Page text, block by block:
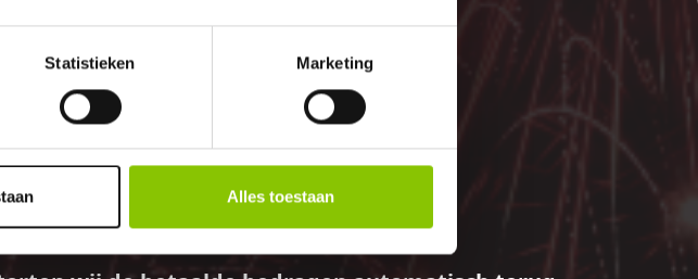
Statistieken Marketing
Alles toestaan